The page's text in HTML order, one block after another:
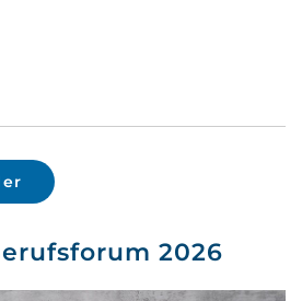
2026